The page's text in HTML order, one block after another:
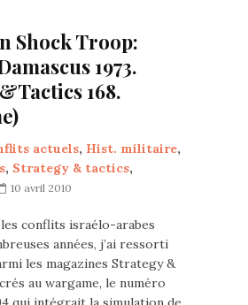
Shock Troop:
1973.
168.
actuels, Hist. militaire,
, Strategy & tactics,
10 avril 2010
conflits israélo-arabes
années, j’ai ressorti
les magazines Strategy &
au wargame, le numéro